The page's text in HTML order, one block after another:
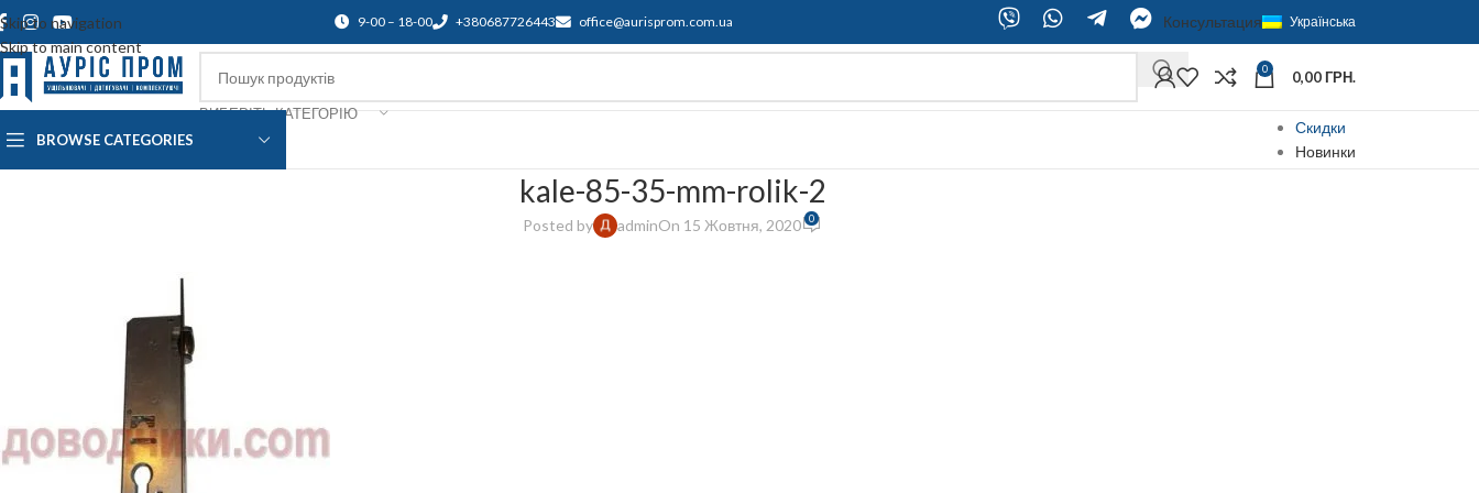
Skip to navigation
Skip to main content
9-00 – 18-00 +380687726443 office@aurisprom.com.ua Консультация Українська
ВИБЕРІТЬ КАТЕГОРІЮ
0 0,00ГРН.
BROWSE CATEGORIES
Скидки
Новинки
kale-85-35-mm-rolik-2
Posted by adminOn 15 Жовтня, 2020 0